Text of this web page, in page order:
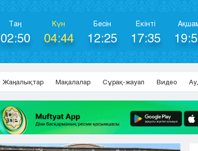
Таң
02:50
Күн
04:44
Бесін
12:25
Екінті
17:35
Жаңалықтар Мақалалар Сұрақ-жауап Видео